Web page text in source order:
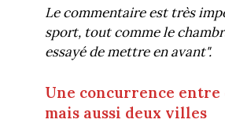
Le commentaire est très
sport, tout comme le
essayé de mettre en avant".
Une concurrence entre
mais aussi deux villes